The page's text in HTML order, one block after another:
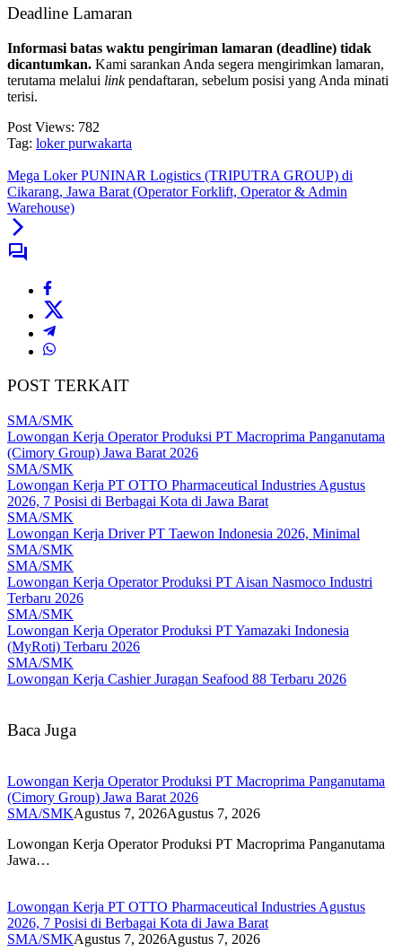
Deadline Lamaran
Informasi batas waktu pengiriman lamaran (deadline) tidak
dicantumkan. Kami sarankan Anda segera mengirimkan lamaran,
terutama melalui linkpendaftaran, sebelum posisi yang Anda minati
terisi.
Post Views: 782
Tag: loker purwakarta
Mega Loker PUNINAR Logistics (TRIPUTRA GROUP) di
Cikarang, Jawa Barat (Operator Forklift, Operator & Admin
Warehouse)
POST TERKAIT
SMA/SMK
Lowongan Kerja Operator Produksi PT Macroprima Panganutama
(Cimory Group) Jawa Barat 2026
SMA/SMK
Lowongan Kerja PT OTTO Pharmaceutical Industries Agustus
2026, 7 Posisi di Berbagai Kota di Jawa Barat
SMA/SMK
Lowongan Kerja Driver PT Taewon Indonesia 2026, Minimal
SMA/SMK
SMA/SMK
Lowongan Kerja Operator Produksi PT Aisan Nasmoco Industri
Terbaru 2026
SMA/SMK
Lowongan Kerja Operator Produksi PT Yamazaki Indonesia
(MyRoti) Terbaru 2026
SMA/SMK
Lowongan Kerja Cashier Juragan Seafood 88 Terbaru 2026
Baca Juga
Lowongan Kerja Operator Produksi PT Macroprima Panganutama
(Cimory Group) Jawa Barat 2026
SMA/SMKAgustus 7, 2026Agustus 7, 2026
Lowongan Kerja Operator Produksi PT Macroprima Panganutama
Jawa…
Lowongan Kerja PT OTTO Pharmaceutical Industries Agustus
2026, 7 Posisi di Berbagai Kota di Jawa Barat
SMA/SMKAgustus 7, 2026Agustus 7, 2026